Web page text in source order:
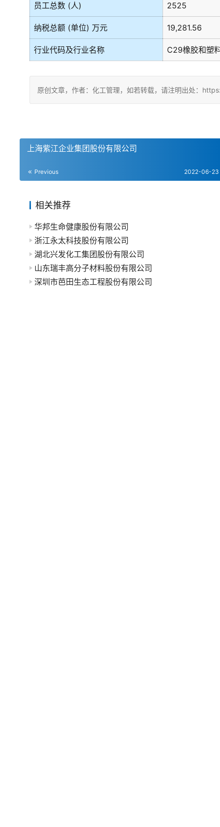
员工总数 (人) 2525
纳税总额 (单位) 万元 19,281.56
行业代码及行业名称 C29橡胶和塑
原创文章，作者：化工管理，如若转载，请注明出处：
上海紫江企业集团股份有限公司
Previous 2022-06-23
相关推荐
华邦生命健康股份有限公司
浙江永太科技股份有限公司
湖北兴发化工集团股份有限公司
山东瑞丰高分子材料股份有限公司
深圳市芭田生态工程股份有限公司